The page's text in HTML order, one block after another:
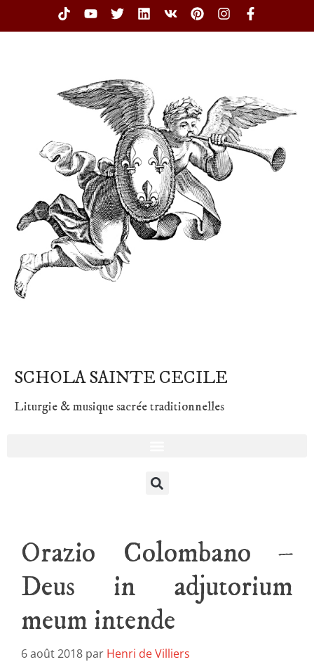
SCHOLA SAINTE CECILE
Liturgie & musique sacrée traditionnelles
Orazio Colombano –
Deus in adjutorium
meum intende
6 août 2018 par Henri de Villiers